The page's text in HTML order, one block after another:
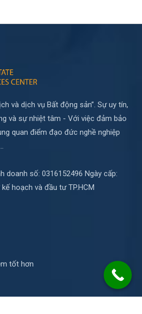
và dịch vụ Bất động sản”. Sự uy tín,
và sự nhiệt tâm - Với việc đảm bảo
quan điểm đạo đức nghề nghiệp
doanh số: 0316152496 Ngày cấp:
hoạch và đầu tư TP.HCM
tốt hơn